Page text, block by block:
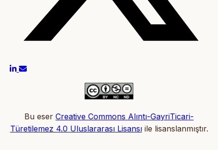
Bu eser Creative Commons Alıntı-GayriTicari-
Türetilemez 4.0 Uluslararası Lisansıile lisanslanmıştır.